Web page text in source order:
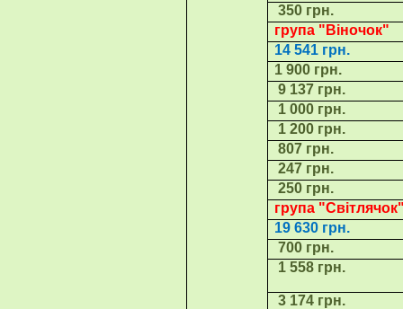
350 грн.
група " Віночок"
14 541 грн.
1 900 грн.
9 137 грн.
1 000 грн.
1 200 грн.
807 грн.
247 грн.
250 грн.
група "Світлячок
19 630 грн.
700 грн.
1 558 грн.
3 174 грн.